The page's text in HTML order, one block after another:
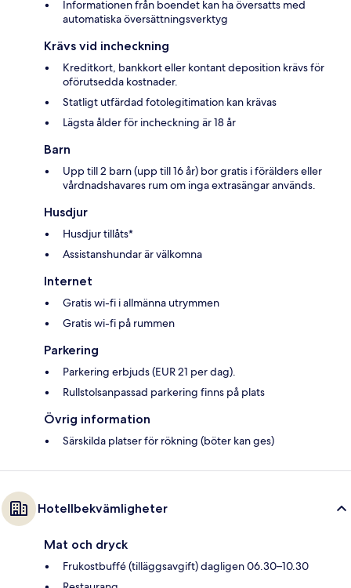
Informationen från boendet kan ha översatts med
automatiska översättningsverktyg
Krävs vid incheckning
Kreditkort, bankkort eller kontant deposition krävs för
oförutsedda kostnader.
Statligt utfärdad fotolegitimation kan krävas
Lägsta ålder för incheckning är 18 år
Barn
Upp till 2 barn (upp till 16 år) bor gratis i förälders eller
vårdnadshavares rum om inga extrasängar används.
Husdjur
Husdjur tillåts*
Assistanshundar är välkomna
Internet
Gratis wi-fi i allmänna utrymmen
Gratis wi-fi på rummen
Parkering
Parkering erbjuds (EUR 21 per dag).
Rullstolsanpassad parkering finns på plats
Övrig information
Särskilda platser för rökning (böter kan ges)
Hotellbekvämligheter
Mat och dryck
Frukostbuffé (tilläggsavgift) dagligen 06.30–10.30